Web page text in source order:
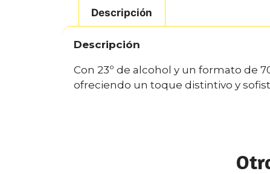
Descripción
Descripción
Con 23º de alcohol y un formato de
ofreciendo un toque distintivo y